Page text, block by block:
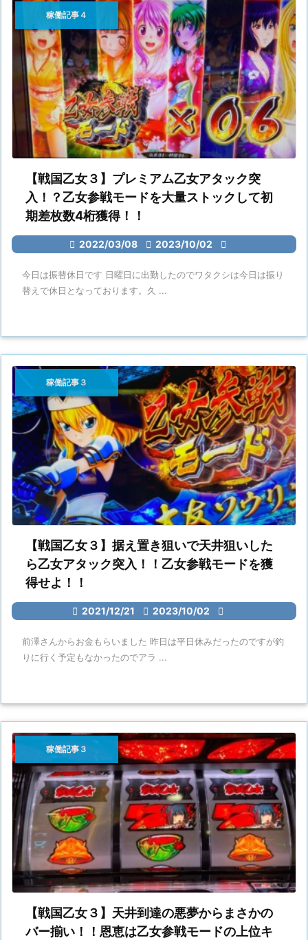
【戦国乙女３】プレミアム乙女アタック突
入！？乙女参戦モードを大量ストックして初
期差枚数4桁獲得！！
 2022/03/08  2023/10/02 
稼働記事４
今日は振替休日です 日曜日に出勤したのでワタクシは今日は振り
替えで休日となっております。久 ...
【戦国乙女３】据え置き狙いで天井狙いした
ら乙女アタック突入！！乙女参戦モードを獲
得せよ！！
 2021/12/21  2023/10/02 
稼働記事３
前澤さんからお金もらいました 昨日は平日休みだったのですが釣
りに行く予定もなかったのでアラ ...
【戦国乙女３】天井到達の悪夢からまさかの
バー揃い！！恩恵は乙女参戦モードの上位キ
稼働記事３